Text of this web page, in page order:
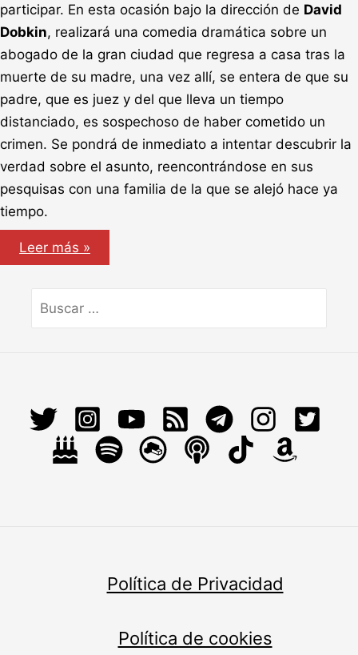
participar. En esta ocasión bajo la dirección de David
Dobkin, realizará una comedia dramática sobre un
abogado de la gran ciudad que regresa a casa tras la
muerte de su madre, una vez allí, se entera de que su
padre, que es juez y del que lleva un tiempo
distanciado, es sospechoso de haber cometido un
crimen. Se pondrá de inmediato a intentar descubrir la
verdad sobre el asunto, reencontrándose en sus
pesquisas con una familia de la que se alejó hace ya
tiempo.
The
Judge,
con
Leer más »
por:
Política de Privacidad
Política de cookies